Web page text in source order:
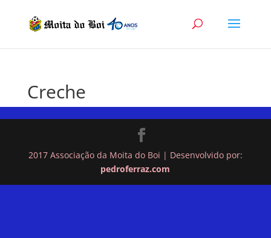
Creche
2017 Associação da Moita do Boi | Desenvolvido por:
pedroferraz.com